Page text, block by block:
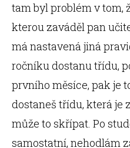
tam byl problém v tom,
kterou zaváděl pan
má nastavená jiná
ročníku dostanu třídu,
prvního měsíce, pak je
dostaneš třídu, která je
může to skřípat. Po
samostatní, nehodlám